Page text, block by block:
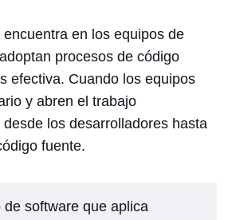
en los equipos de
procesos de código
efectiva. Cuando los equipos
y abren el trabajo
los desarrolladores hasta
fuente.
software que aplica